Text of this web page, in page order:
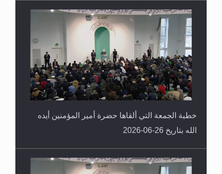
خطبة الجمعة التي ألقاها حضرة أمير المؤمنين أيده
الله بتاريخ 26-06-2026